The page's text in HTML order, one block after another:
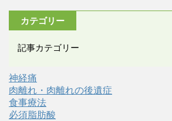
カテゴリー
記事カテゴリー
神経痛
肉離れ・肉離れの後遺症
食事療法
必須脂肪酸